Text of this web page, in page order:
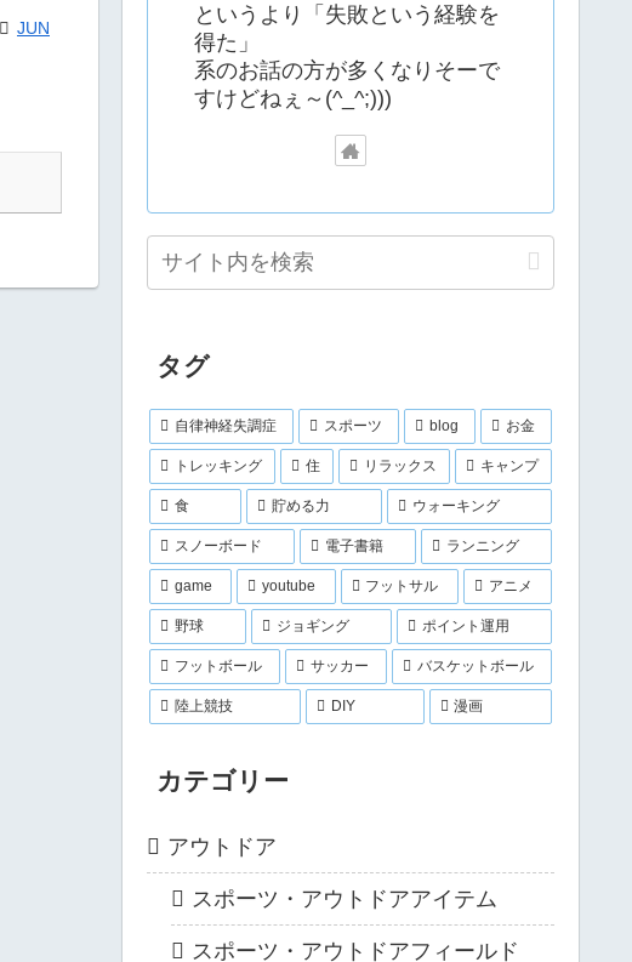
JUN
というより「失敗という経験を
得た」
系のお話の方が多くなりそーで
すけどねぇ～(^_^;)))
タグ
自律神経失調症 スポーツ blog お金
トレッキング 住 リラックス キャンプ
食 貯める力 ウォーキング
スノーボード 電子書籍 ランニング
game youtube フットサル アニメ
野球 ジョギング ポイント運用
フットボール サッカー バスケットボール
陸上競技 DIY 漫画
カテゴリー
アウトドア
スポーツ・アウトドアアイテム
スポーツ・アウトドアフィールド